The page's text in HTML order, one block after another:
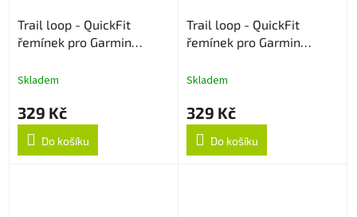
Trail loop - QuickFit
řemínek pro Garmin
Skladem
329 Kč
Do košíku
Trail loop - QuickFit
řemínek pro Garmin
Skladem
329 Kč
Do košíku